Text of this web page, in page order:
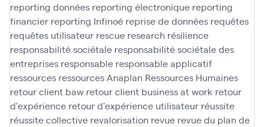
reporting données reporting électronique reporting
financier reporting Infinoé reprise de données requêtes
requêtes utilisateur rescue research résilience
responsabilité sociétale responsabilité sociétale des
entreprises responsable responsable applicatif
ressources ressources Anaplan Ressources Humaines
retour client baw retour client business at work retour
d'expérience retour d'expérience utilisateur réussite
réussite collective revalorisation revue revue du plan de